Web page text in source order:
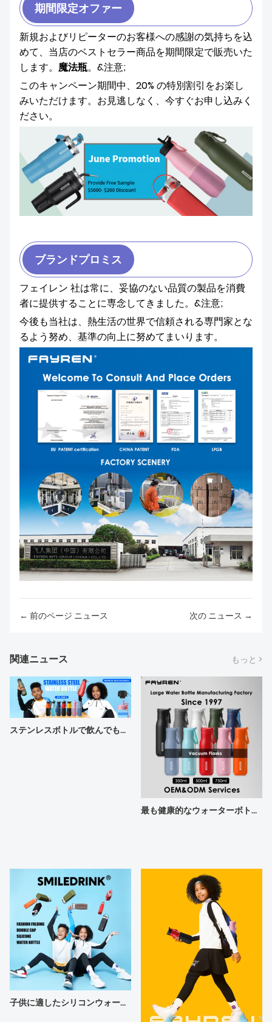
期間限定オファー
新規およびリピーターのお客様への感謝の気持ちを込
めて、当店のベストセラー商品を期間限定で販売いた
します。 魔法瓶。&注意;
このキャンペーン期間中、20% の特別割引をお楽し
みいただけます。お見逃しなく、今すぐお申し込みく
ださい。
ブランドプロミス
フェイレン 社は常に、妥協のない品質の製品を消費
者に提供することに専念してきました。&注意;
今後も当社は、熱生活の世界で信頼される専門家とな
るよう努め、基準の向上に努めてまいります。
← 前のページ ニュース 次の ニュース →
関連ニュース もっと >
ステンレスボトルで飲んでも美味しいですか？
最も健康的なウォーターボトルはどれですか?
子供に適したシリコンウォーターボトルの選び方は？